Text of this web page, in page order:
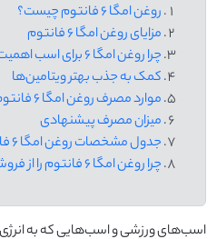
اسب‌های ورزشی و اسب‌هایی که به انرژی
روغن امگا ۶ فانتوم چیست؟
مزایای روغن امگا ۶ فانتوم
چرا روغن امگا ۶ برای اسب اهمیت دارد؟
کمک به جذب بهتر ویتامین‌ها
موارد مصرف روغن امگا ۶ فانتوم
میزان مصرف پیشنهادی
جدول مشخصات روغن امگا ۶ فانتوم
چرا روغن امگا ۶ فانتوم را از فروشگاه مرغابی بخریم؟